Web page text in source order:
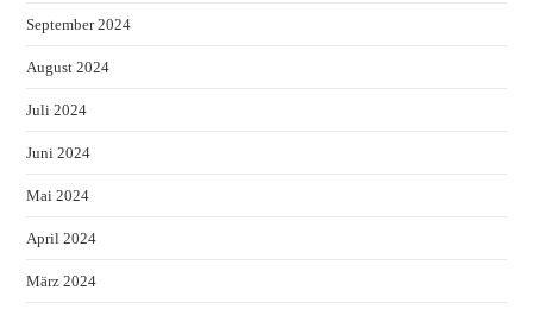
September 2024
August 2024
Juli 2024
Juni 2024
Mai 2024
April 2024
März 2024